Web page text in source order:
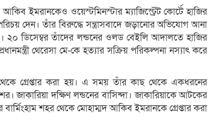
ইমরানকেও ওয়েস্টমিনস্টার ম্যাজিস্ট্রেট কোর্টে হাজির
দেন। তাঁর বিরুদ্ধে সন্ত্রাসবাদে জড়ানোর অভিযোগ আনা
ডিসেম্বর তাঁদের লন্ডনের ওলড বেইলি আদালতে হাজির
থেরেসা মে-কে হত্যার সক্রিয় পরিকল্পনা নস্যাৎ করে
গ্রেপ্তার করা হয়। এ সময় তাঁর কাছ থেকে একধরনের
জাকারিয়া দক্ষিণ লন্ডনের বাসিন্দা। জাকারিয়াকে আটকের
শহর থেকে মোহাম্মদ আকিব ইমরানকে গ্রেপ্তার করা